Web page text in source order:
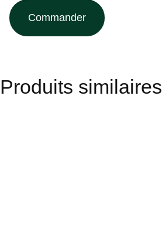
Commander
Produits similaires